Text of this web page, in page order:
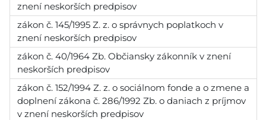
znení neskorších predpisov
zákon č. 145/1995 Z. z. o správnych poplatkoch v
znení neskorších predpisov
zákon č. 40/1964 Zb. Občiansky zákonník v znení
neskorších predpisov
zákon č. 152/1994 Z. z. o sociálnom fonde a o zmene a
doplnení zákona č. 286/1992 Zb. o daniach z príjmov
v znení neskorších predpisov